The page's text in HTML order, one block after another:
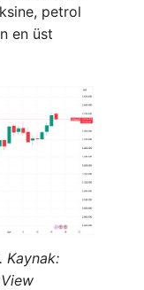
petrol
en üst
Kaynak: